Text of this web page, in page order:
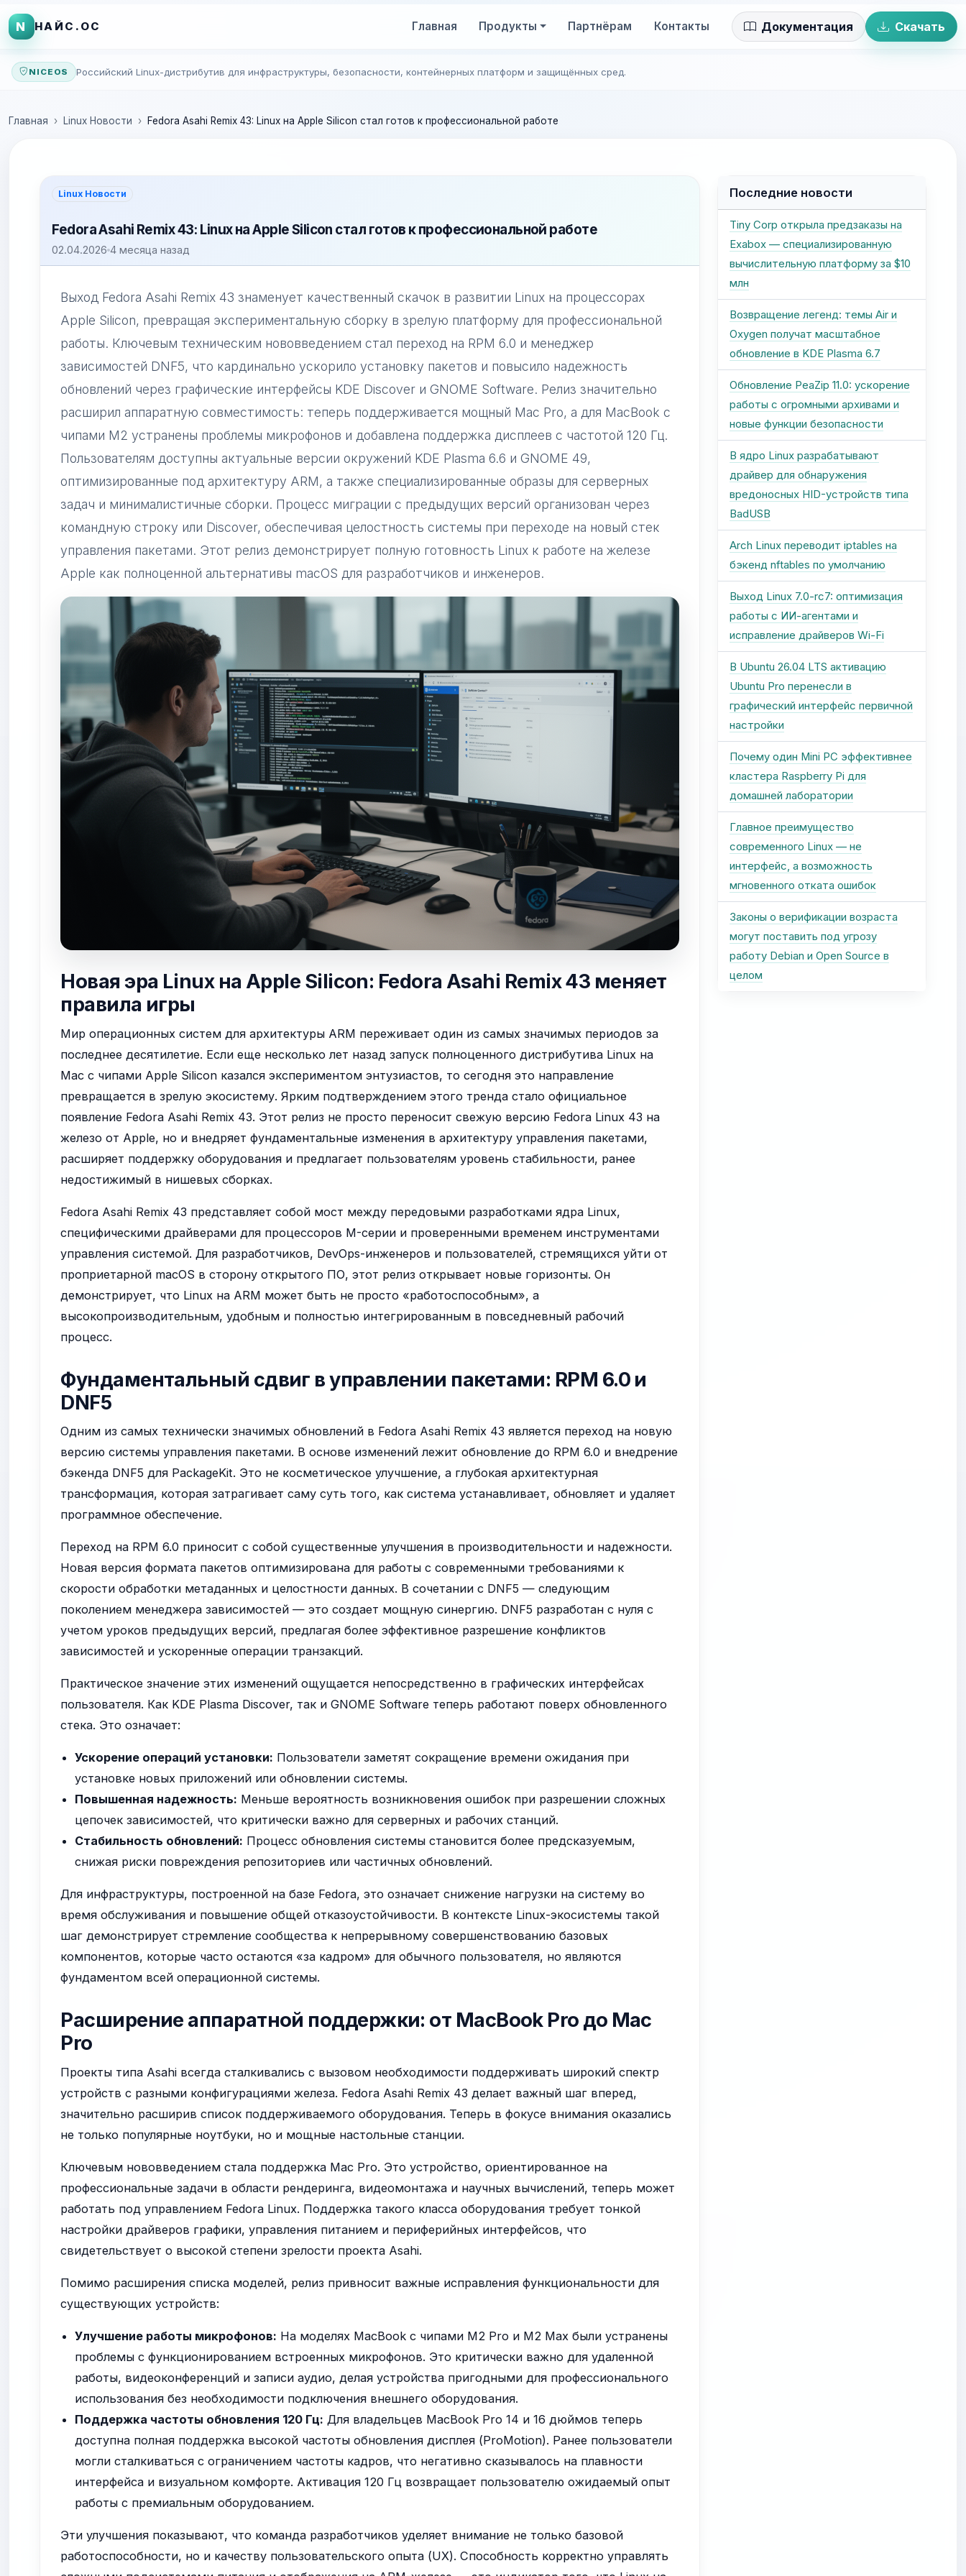
N НАЙС.ОС Главная Продукты Партнёрам Контакты Документация Скачать
NICEOS Российский Linux-дистрибутив для инфраструктуры, безопасности, контейнерных платформ и защищённых сред.
Главная Linux Новости Fedora Asahi Remix 43: Linux на Apple Silicon стал готов к профессиональной работе
Linux Новости
Fedora Asahi Remix 43: Linux на Apple Silicon стал готов к профессиональной работе
02.04.2026 4 месяца назад
Выход Fedora Asahi Remix 43 знаменует качественный скачок в развитии Linux на процессорах
Apple Silicon, превращая экспериментальную сборку в зрелую платформу для профессиональной
работы. Ключевым техническим нововведением стал переход на RPM 6.0 и менеджер
зависимостей DNF5, что кардинально ускорило установку пакетов и повысило надежность
обновлений через графические интерфейсы KDE Discover и GNOME Software. Релиз значительно
расширил аппаратную совместимость: теперь поддерживается мощный Mac Pro, а для MacBook с
чипами M2 устранены проблемы микрофонов и добавлена поддержка дисплеев с частотой 120 Гц.
Пользователям доступны актуальные версии окружений KDE Plasma 6.6 и GNOME 49,
оптимизированные под архитектуру ARM, а также специализированные образы для серверных
задач и минималистичные сборки. Процесс миграции с предыдущих версий организован через
командную строку или Discover, обеспечивая целостность системы при переходе на новый стек
управления пакетами. Этот релиз демонстрирует полную готовность Linux к работе на железе
Apple как полноценной альтернативы macOS для разработчиков и инженеров.
Новая эра Linux на Apple Silicon: Fedora Asahi Remix 43 меняет
правила игры
Мир операционных систем для архитектуры ARM переживает один из самых значимых периодов за
последнее десятилетие. Если еще несколько лет назад запуск полноценного дистрибутива Linux на
Mac с чипами Apple Silicon казался экспериментом энтузиастов, то сегодня это направление
превращается в зрелую экосистему. Ярким подтверждением этого тренда стало официальное
появление Fedora Asahi Remix 43. Этот релиз не просто переносит свежую версию Fedora Linux 43 на
железо от Apple, но и внедряет фундаментальные изменения в архитектуру управления пакетами,
расширяет поддержку оборудования и предлагает пользователям уровень стабильности, ранее
недостижимый в нишевых сборках.
Fedora Asahi Remix 43 представляет собой мост между передовыми разработками ядра Linux,
специфическими драйверами для процессоров M-серии и проверенными временем инструментами
управления системой. Для разработчиков, DevOps-инженеров и пользователей, стремящихся уйти от
проприетарной macOS в сторону открытого ПО, этот релиз открывает новые горизонты. Он
демонстрирует, что Linux на ARM может быть не просто «работоспособным», а
высокопроизводительным, удобным и полностью интегрированным в повседневный рабочий
процесс.
Фундаментальный сдвиг в управлении пакетами: RPM 6.0 и
DNF5
Одним из самых технически значимых обновлений в Fedora Asahi Remix 43 является переход на новую
версию системы управления пакетами. В основе изменений лежит обновление до RPM 6.0 и внедрение
бэкенда DNF5 для PackageKit. Это не косметическое улучшение, а глубокая архитектурная
трансформация, которая затрагивает саму суть того, как система устанавливает, обновляет и удаляет
программное обеспечение.
Переход на RPM 6.0 приносит с собой существенные улучшения в производительности и надежности.
Новая версия формата пакетов оптимизирована для работы с современными требованиями к
скорости обработки метаданных и целостности данных. В сочетании с DNF5 — следующим
поколением менеджера зависимостей — это создает мощную синергию. DNF5 разработан с нуля с
учетом уроков предыдущих версий, предлагая более эффективное разрешение конфликтов
зависимостей и ускоренные операции транзакций.
Практическое значение этих изменений ощущается непосредственно в графических интерфейсах
пользователя. Как KDE Plasma Discover, так и GNOME Software теперь работают поверх обновленного
стека. Это означает:
Ускорение операций установки: Пользователи заметят сокращение времени ожидания при
установке новых приложений или обновлении системы.
Повышенная надежность: Меньше вероятность возникновения ошибок при разрешении сложных
цепочек зависимостей, что критически важно для серверных и рабочих станций.
Стабильность обновлений: Процесс обновления системы становится более предсказуемым,
снижая риски повреждения репозиториев или частичных обновлений.
Для инфраструктуры, построенной на базе Fedora, это означает снижение нагрузки на систему во
время обслуживания и повышение общей отказоустойчивости. В контексте Linux-экосистемы такой
шаг демонстрирует стремление сообщества к непрерывному совершенствованию базовых
компонентов, которые часто остаются «за кадром» для обычного пользователя, но являются
фундаментом всей операционной системы.
Расширение аппаратной поддержки: от MacBook Pro до Mac
Pro
Проекты типа Asahi всегда сталкивались с вызовом необходимости поддерживать широкий спектр
устройств с разными конфигурациями железа. Fedora Asahi Remix 43 делает важный шаг вперед,
значительно расширив список поддерживаемого оборудования. Теперь в фокусе внимания оказались
не только популярные ноутбуки, но и мощные настольные станции.
Ключевым нововведением стала поддержка Mac Pro. Это устройство, ориентированное на
профессиональные задачи в области рендеринга, видеомонтажа и научных вычислений, теперь может
работать под управлением Fedora Linux. Поддержка такого класса оборудования требует тонкой
настройки драйверов графики, управления питанием и периферийных интерфейсов, что
свидетельствует о высокой степени зрелости проекта Asahi.
Помимо расширения списка моделей, релиз привносит важные исправления функциональности для
существующих устройств:
Улучшение работы микрофонов: На моделях MacBook с чипами M2 Pro и M2 Max были устранены
проблемы с функционированием встроенных микрофонов. Это критически важно для удаленной
работы, видеоконференций и записи аудио, делая устройства пригодными для профессионального
использования без необходимости подключения внешнего оборудования.
Поддержка частоты обновления 120 Гц: Для владельцев MacBook Pro 14 и 16 дюймов теперь
доступна полная поддержка высокой частоты обновления дисплея (ProMotion). Ранее пользователи
могли сталкиваться с ограничением частоты кадров, что негативно сказывалось на плавности
интерфейса и визуальном комфорте. Активация 120 Гц возвращает пользователю ожидаемый опыт
работы с премиальным оборудованием.
Эти улучшения показывают, что команда разработчиков уделяет внимание не только базовой
работоспособности, но и качеству пользовательского опыта (UX). Способность корректно управлять
Последние новости
Tiny Corp открыла предзаказы на
Exabox — специализированную
вычислительную платформу за $10
млн
Возвращение легенд: темы Air и
Oxygen получат масштабное
обновление в KDE Plasma 6.7
Обновление PeaZip 11.0: ускорение
работы с огромными архивами и
новые функции безопасности
В ядро Linux разрабатывают
драйвер для обнаружения
вредоносных HID-устройств типа
BadUSB
Arch Linux переводит iptables на
бэкенд nftables по умолчанию
Выход Linux 7.0-rc7: оптимизация
работы с ИИ-агентами и
исправление драйверов Wi-Fi
В Ubuntu 26.04 LTS активацию
Ubuntu Pro перенесли в
графический интерфейс первичной
настройки
Почему один Mini PC эффективнее
кластера Raspberry Pi для
домашней лаборатории
Главное преимущество
современного Linux — не
интерфейс, а возможность
мгновенного отката ошибок
Законы о верификации возраста
могут поставить под угрозу
работу Debian и Open Source в
целом